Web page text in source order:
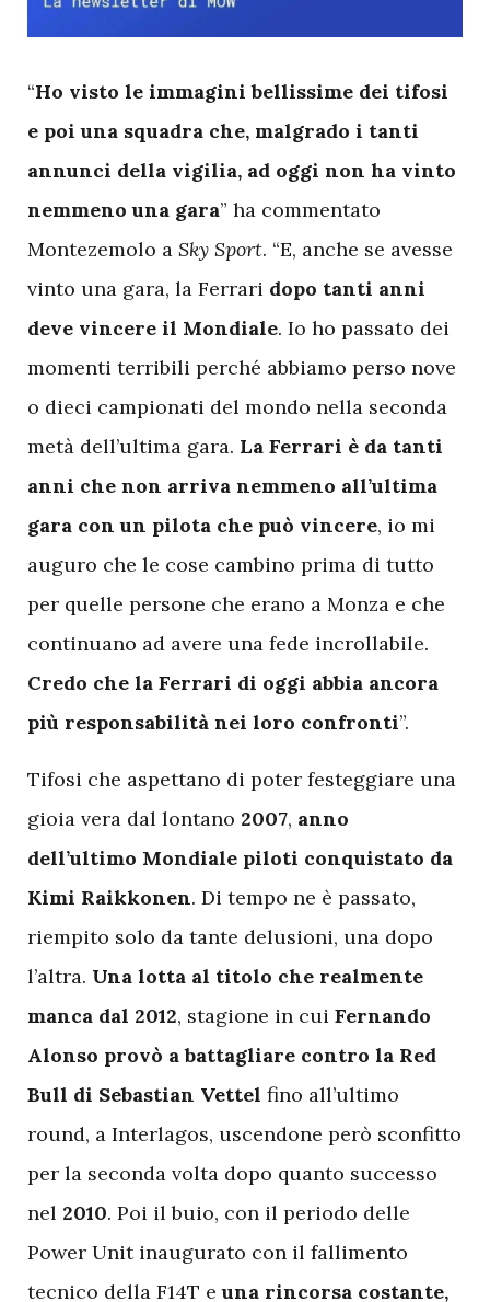
“Ho visto le immagini bellissime dei tifosi
e poi una squadra che, malgrado i tanti
annunci della vigilia, ad oggi non ha vinto
nemmeno una gara” ha commentato
Montezemolo a Sky Sport. “E, anche se avesse
vinto una gara, la Ferrari dopo tanti anni
deve vincere il Mondiale. Io ho passato dei
momenti terribili perché abbiamo perso nove
o dieci campionati del mondo nella seconda
metà dell’ultima gara. La Ferrari è da tanti
anni che non arriva nemmeno all’ultima
gara con un pilota che può vincere, io mi
auguro che le cose cambino prima di tutto
per quelle persone che erano a Monza e che
continuano ad avere una fede incrollabile.
Credo che la Ferrari di oggi abbia ancora
più responsabilità nei loro confronti”.
Tifosi che aspettano di poter festeggiare una
gioia vera dal lontano 2007, anno
dell’ultimo Mondiale piloti conquistato da
Kimi Raikkonen. Di tempo ne è passato,
riempito solo da tante delusioni, una dopo
l’altra. Una lotta al titolo che realmente
manca dal 2012, stagione in cui Fernando
Alonso provò a battagliare contro la Red
Bull di Sebastian Vettel fino all’ultimo
round, a Interlagos, uscendone però sconfitto
per la seconda volta dopo quanto successo
nel 2010. Poi il buio, con il periodo delle
Power Unit inaugurato con il fallimento
tecnico della F14T euna rincorsa costante,